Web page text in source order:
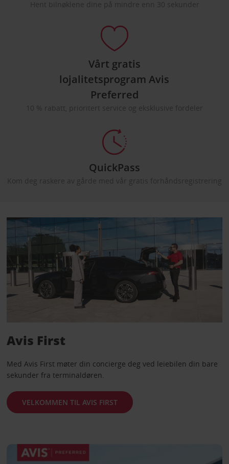
Hent bilnøklene dine på mindre enn 30 sekunder
Vårt gratis
lojalitetsprogram Avis
Preferred
10 % rabatt, prioritert service og eksklusive fordeler
QuickPass
Kom deg raskere av gårde med vår gratis forhåndsregistrering
Avis First
Med Avis First møter din concierge deg ved leiebilen din bare
sekunder fra terminaldøren.
VELKOMMEN TIL AVIS FIRST